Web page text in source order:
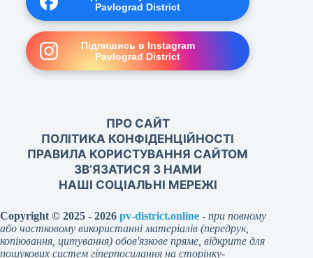
Pavlograd District
Підпишись в Instagram
Pavlograd District
ПРО САЙТ
ПОЛІТИКА КОНФІДЕНЦІЙНОСТІ
ПРАВИЛА КОРИСТУВАННЯ САЙТОМ
ЗВ’ЯЗАТИСЯ З НАМИ
НАШІ СОЦІАЛЬНІ МЕРЕЖІ
Copyright © 2025 - 2026 pv-district.online - при повному
або частковому використанні матеріалів (передрук,
копіювання, цитування) обов'язкове пряме, відкрите для
пошукових систем гіперпосилання на сторінку-